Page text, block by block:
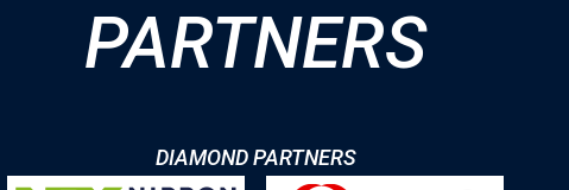
PARTNERS
DIAMOND PARTNERS